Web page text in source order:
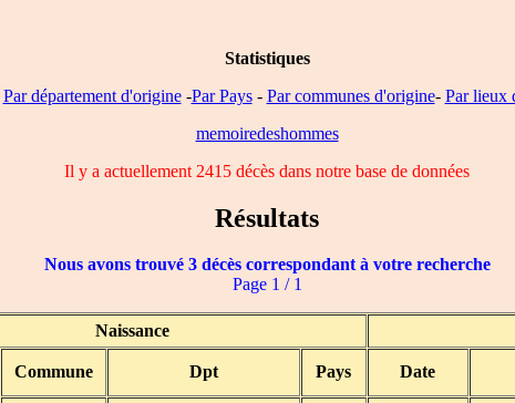
Statistiques
Par département d'origine-Par Pays- Par communes d'origine- Par lieux
memoiredeshommes
Il y a actuellement 2415 décès dans notre base de données
Résultats
Nous avons trouvé 3 décès correspondant à votre recherche
Page 1 / 1
Naissance
Commune Dpt Pays Date